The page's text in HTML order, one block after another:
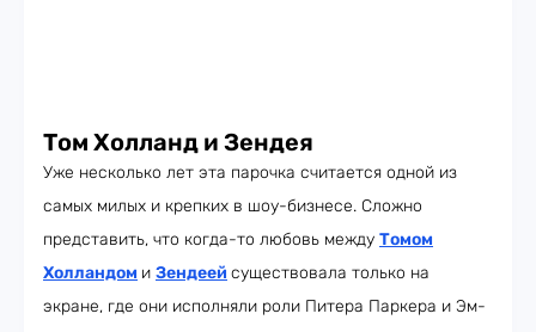
Том Холланд и Зендея
Уже несколько лет эта парочка считается одной из
самых милых и крепких в шоу-бизнесе. Сложно
представить, что когда-то любовь между Томом
Холландом и Зендеей существовала только на
экране, где они исполняли роли Питера Паркера и Эм-